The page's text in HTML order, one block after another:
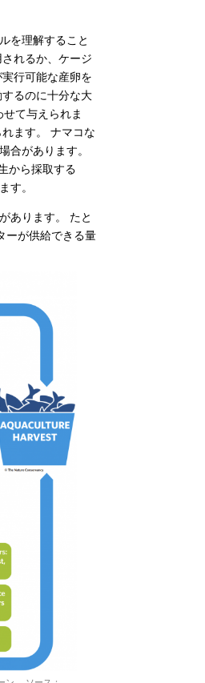
を理解すること
れるか、ケージ
行可能な産卵を
るのに十分な大
て与えられま
ます。 ナマコな
合があります。
から採取する
す。
あります。 たと
ーが供給できる量